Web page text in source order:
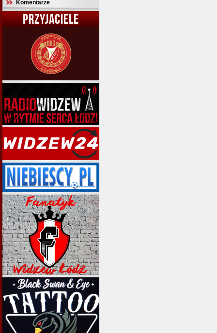
Komentarze
PRZYJACIELE